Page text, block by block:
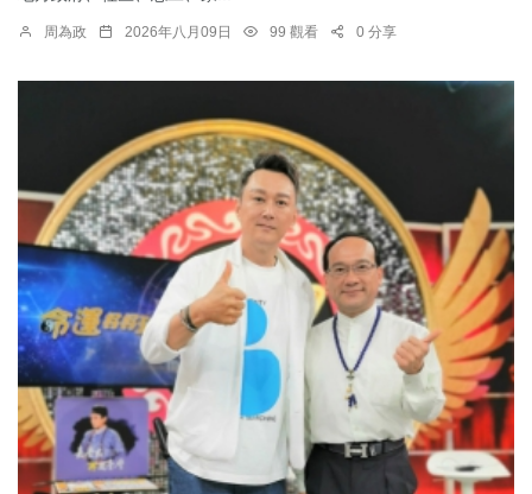
周為政 2026年八月09日 99 觀看 0 分享